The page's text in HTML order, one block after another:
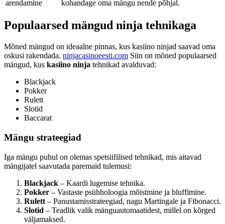
arendamine kohandage oma mängu nende põhjal.
Populaarsed mängud ninja tehnikaga
Mõned mängud on ideaalne pinnas, kus kasiino ninjad saavad oma
oskusi rakendada. ninjacasinoeesti.com Siin on mõned populaarsed
mängud, kus kasiino ninja tehnikad avalduvad:
Blackjack
Pokker
Rulett
Slotid
Baccarat
Mängu strateegiad
Iga mängu puhul on olemas spetsiifilised tehnikad, mis aitavad
mängijatel saavutada paremaid tulemusi:
Blackjack – Kaardi lugemise tehnika.
Pokker – Vastaste psühholoogia mõistmine ja bluffimine.
Rulett – Panustamisstrateegiad, nagu Martingale ja Fibonacci.
Slotid – Teadlik valik mänguautomaatidest, millel on kõrged
väljamaksed.